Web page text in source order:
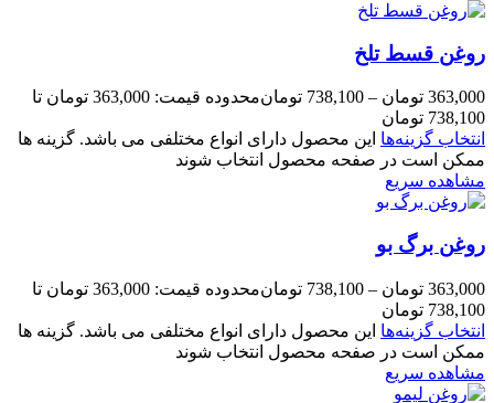
روغن قسط تلخ
363,000 تومان –
738,100 تومان
محدوده قیمت: 363,000 تومان تا
738,100 تومان
انتخاب گزینه‌ها این محصول دارای انواع مختلفی می باشد. گزینه ها
ممکن است در صفحه محصول انتخاب شوند
مشاهده سریع
روغن برگ بو
363,000 تومان –
738,100 تومان
محدوده قیمت: 363,000 تومان تا
738,100 تومان
انتخاب گزینه‌ها این محصول دارای انواع مختلفی می باشد. گزینه ها
ممکن است در صفحه محصول انتخاب شوند
مشاهده سریع